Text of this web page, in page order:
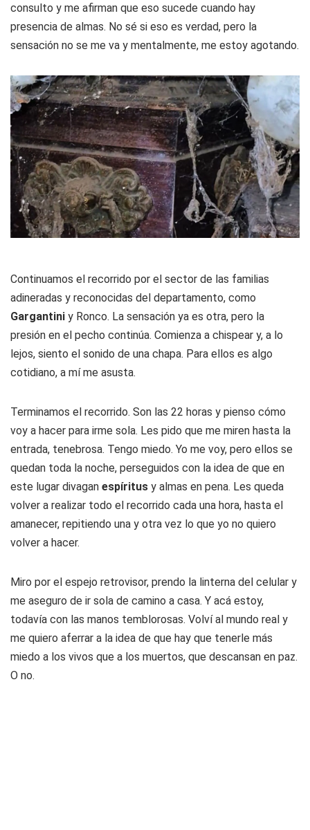
consulto y me afirman que eso sucede cuando hay
presencia de almas. No sé si eso es verdad, pero la
sensación no se me va y mentalmente, me estoy agotando.
Continuamos el recorrido por el sector de las familias
adineradas y reconocidas del departamento, como
Gargantini y Ronco. La sensación ya es otra, pero la
presión en el pecho continúa. Comienza a chispear y, a lo
lejos, siento el sonido de una chapa. Para ellos es algo
cotidiano, a mí me asusta.
Terminamos el recorrido. Son las 22 horas y pienso cómo
voy a hacer para irme sola. Les pido que me miren hasta la
entrada, tenebrosa. Tengo miedo. Yo me voy, pero ellos se
quedan toda la noche, perseguidos con la idea de que en
este lugar divagan espíritus y almas en pena. Les queda
volver a realizar todo el recorrido cada una hora, hasta el
amanecer, repitiendo una y otra vez lo que yo no quiero
volver a hacer.
Miro por el espejo retrovisor, prendo la linterna del celular y
me aseguro de ir sola de camino a casa. Y acá estoy,
todavía con las manos temblorosas. Volví al mundo real y
me quiero aferrar a la idea de que hay que tenerle más
miedo a los vivos que a los muertos, que descansan en paz.
O no.